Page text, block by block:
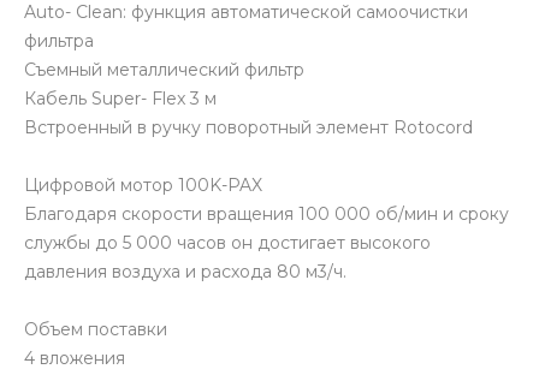
Auto- Clean: функция автоматической самоочистки
фильтра
Съемный металлический фильтр
Кабель Super- Flex 3 м
Встроенный в ручку поворотный элемент Rotocord
Цифровой мотор 100K-PAX
Благодаря скорости вращения 100 000 об/мин и сроку
службы до 5 000 часов он достигает высокого
давления воздуха и расхода 80 м3/ч.
Объем поставки
4 вложения